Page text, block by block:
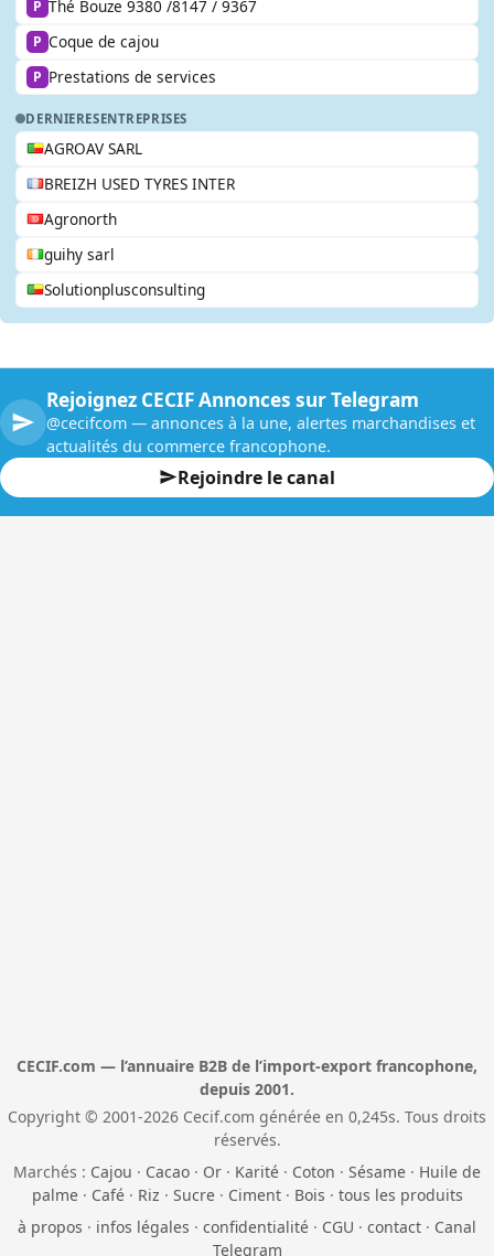
P Thé Bouze 9380 /8147 / 9367
P Coque de cajou
P Prestations de services
DERNIERESENTREPRISES
AGROAV SARL
BREIZH USED TYRES INTER
Agronorth
guihy sarl
Solutionplusconsulting
Rejoignez CECIF Annonces sur Telegram
@cecifcom — annonces à la une, alertes marchandises et
actualités du commerce francophone.
Rejoindre le canal
CECIF.com — l’annuaire B2B de l’import-export francophone,
depuis 2001.
Copyright © 2001-2026 Cecif.com générée en 0,245s. Tous droits
réservés.
Marchés : Cajou · Cacao · Or · Karité · Coton · Sésame · Huile de
palme· Café· Riz · Sucre· Ciment· Bois · tous les produits
à propos · infos légales · confidentialité · CGU · contact · Canal
Telegram